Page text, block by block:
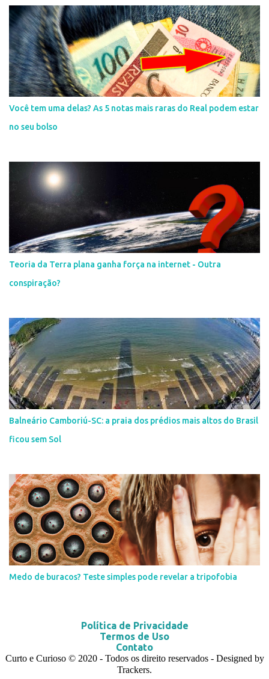
Você tem uma delas? As 5 notas mais raras do Real podem estar
no seu bolso
Teoria da Terra plana ganha força na internet - Outra
conspiração?
Balneário Camboriú-SC: a praia dos prédios mais altos do Brasil
ficou sem Sol
Medo de buracos? Teste simples pode revelar a tripofobia
Política de Privacidade
Termos de Uso
Contato
Curto e Curioso © 2020 - Todos os direito reservados - Designed by
Trackers.